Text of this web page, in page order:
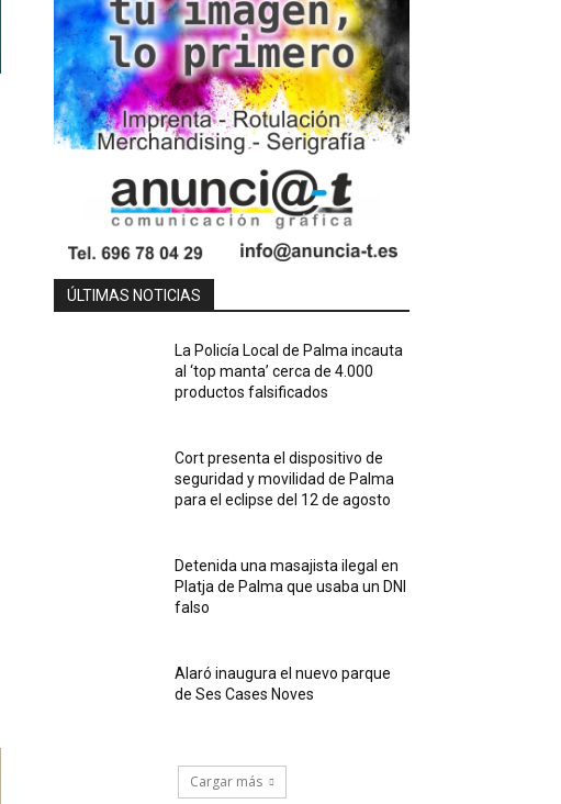
ÚLTIMAS NOTICIAS
La Policía Local de Palma incauta
al ‘top manta’ cerca de 4.000
productos falsificados
Cort presenta el dispositivo de
seguridad y movilidad de Palma
para el eclipse del 12 de agosto
Detenida una masajista ilegal en
Platja de Palma que usaba un DNI
falso
Alaró inaugura el nuevo parque
de Ses Cases Noves
Cargar más